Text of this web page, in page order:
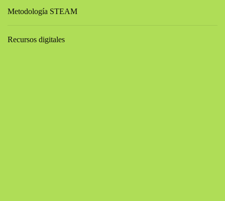
Metodología STEAM
Recursos digitales